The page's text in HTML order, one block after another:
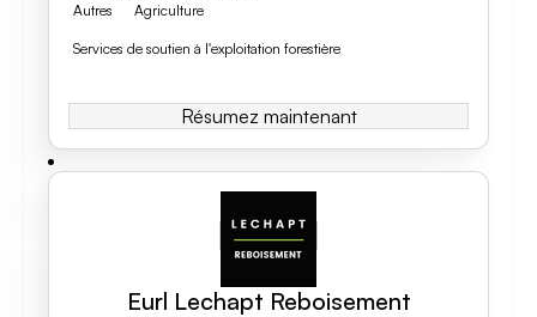
Autres Agriculture
Services de soutien à l'exploitation forestière
Résumez maintenant
Eurl Lechapt Reboisement